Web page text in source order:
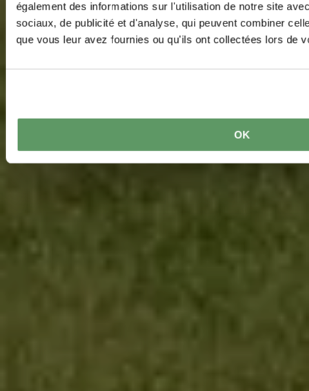
également des informations sur l'utilisation de notre site
sociaux, de publicité et d'analyse, qui peuvent combiner
que vous leur avez fournies ou qu'ils ont collectées lors de
OK